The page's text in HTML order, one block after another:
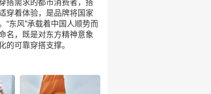
搭需求的都市消费者，搭
穿着体验，是品牌将国家
“东风”承载着中国人顺势而
名，既是对东方精神意象
的可靠穿搭支撑。